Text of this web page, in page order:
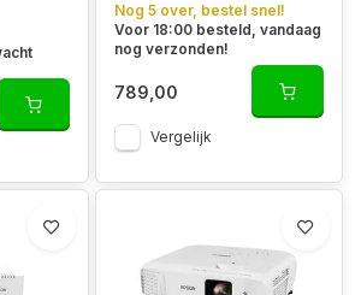
Nog 5 over, bestel snel!
Voor 18:00 besteld, vandaag
nog verzonden!
789,00
Vergelijk